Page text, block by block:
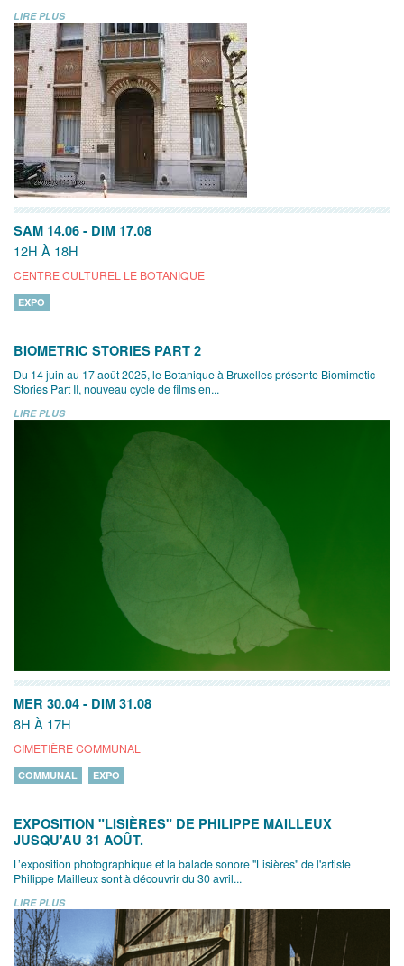
LIRE PLUS
SAM 14.06 - DIM 17.08
12H À 18H
CENTRE CULTUREL LE BOTANIQUE
EXPO
BIOMETRIC STORIES PART 2
Du 14 juin au 17 août 2025, le Botanique à Bruxelles présente Biomimetic
Stories Part II, nouveau cycle de films en...
LIRE PLUS
MER 30.04 - DIM 31.08
8H À 17H
CIMETIÈRE COMMUNAL
COMMUNAL EXPO
EXPOSITION "LISIÈRES" DE PHILIPPE MAILLEUX
JUSQU'AU 31 AOÛT.
L’exposition photographique et la balade sonore "Lisières" de l'artiste
Philippe Mailleux sont à découvrir du 30 avril...
LIRE PLUS